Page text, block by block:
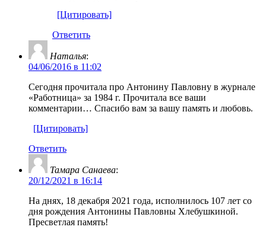
[Цитировать]
Ответить
Наталья:
04/06/2016 в 11:02
Сегодня прочитала про Антонину Павловну в журнале
«Работница» за 1984 г. Прочитала все ваши
комментарии… Спасибо вам за вашу память и любовь.
[Цитировать]
Ответить
Тамара Санаева:
20/12/2021 в 16:14
На днях, 18 декабря 2021 года, исполнилось 107 лет со
дня рождения Антонины Павловны Хлебушкиной.
Пресветлая память!